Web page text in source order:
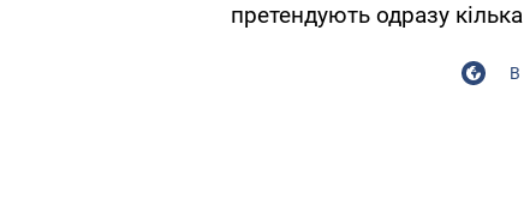
претендують одразу